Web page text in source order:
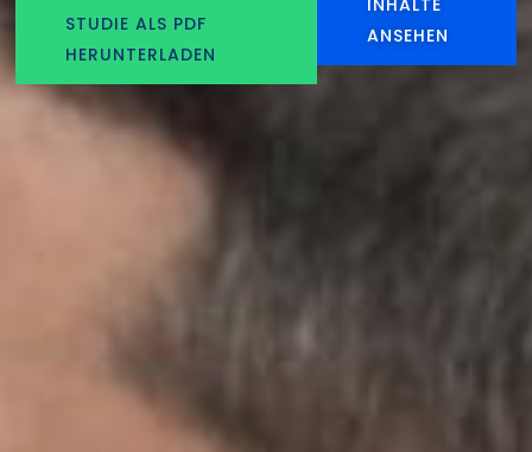
STUDIE ALS PDF
HERUNTERLADEN
ANSEHEN